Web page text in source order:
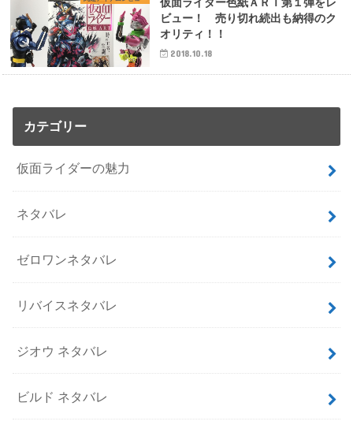
ビュー！ 売り切れ続出も納得のク
オリティ！！
2018.10.18
カテゴリー
仮面ライダーの魅力
ネタバレ
ゼロワンネタバレ
リバイスネタバレ
ジオウ ネタバレ
ビルド ネタバレ